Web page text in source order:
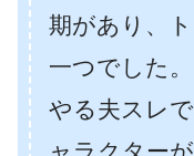
期があり、
一つでした。
やる夫スレ